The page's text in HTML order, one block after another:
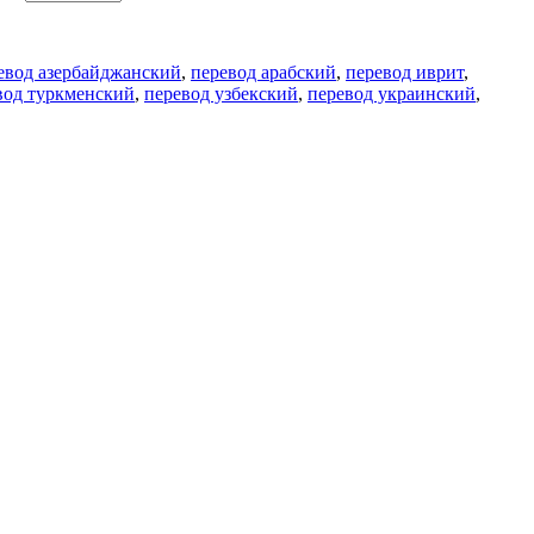
азербайджанский, перевод арабский, перевод иврит,
туркменский, перевод узбекский, перевод украинский,